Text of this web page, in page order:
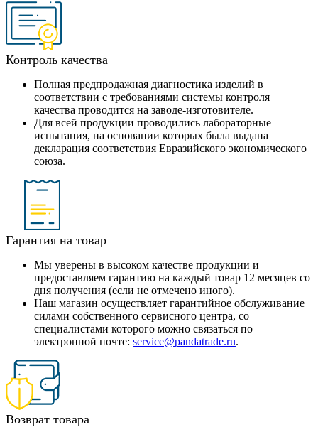
Контроль качества
Полная предпродажная диагностика изделий в
соответствии с требованиями системы контроля
качества проводится на заводе-изготовителе.
Для всей продукции проводились лабораторные
испытания, на основании которых была выдана
декларация соответствия Евразийского экономического
союза.
Гарантия на товар
Мы уверены в высоком качестве продукции и
предоставляем гарантию на каждый товар 12 месяцев со
дня получения (если не отмечено иного).
Наш магазин осуществляет гарантийное обслуживание
силами собственного сервисного центра, со
специалистами которого можно связаться по
электронной почте: service@pandatrade.ru.
Возврат товара